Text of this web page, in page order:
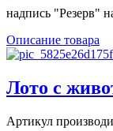
надпись "Резерв"
Описание товара
Лото с
Артикул